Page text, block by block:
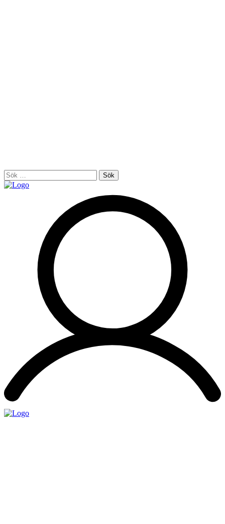
Sök
efter: